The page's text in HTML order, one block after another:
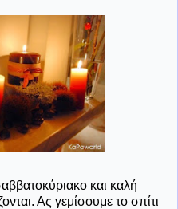
και καλή
Ας γεμίσουμε το σπίτι